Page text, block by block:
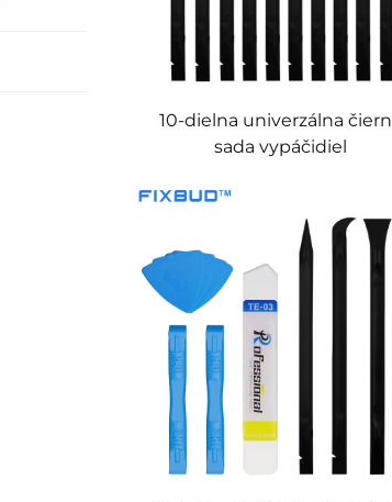
10-dielna univerzálna
sada vypáčidiel